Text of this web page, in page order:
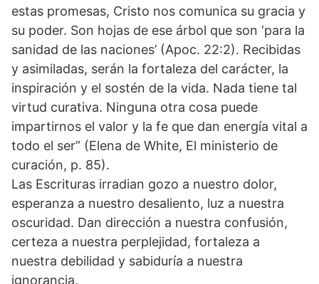
estas promesas, Cristo nos comunica su gracia y
su poder. Son hojas de ese árbol que son ‘para la
sanidad de las naciones’ (Apoc. 22:2). Recibidas
y asimiladas, serán la fortaleza del carácter, la
inspiración y el sostén de la vida. Nada tiene tal
virtud curativa. Ninguna otra cosa puede
impartirnos el valor y la fe que dan energía vital a
todo el ser” (Elena de White, El ministerio de
curación, p. 85).
Las Escrituras irradian gozo a nuestro dolor,
esperanza a nuestro desaliento, luz a nuestra
oscuridad. Dan dirección a nuestra confusión,
certeza a nuestra perplejidad, fortaleza a
nuestra debilidad y sabiduría a nuestra
ignorancia.